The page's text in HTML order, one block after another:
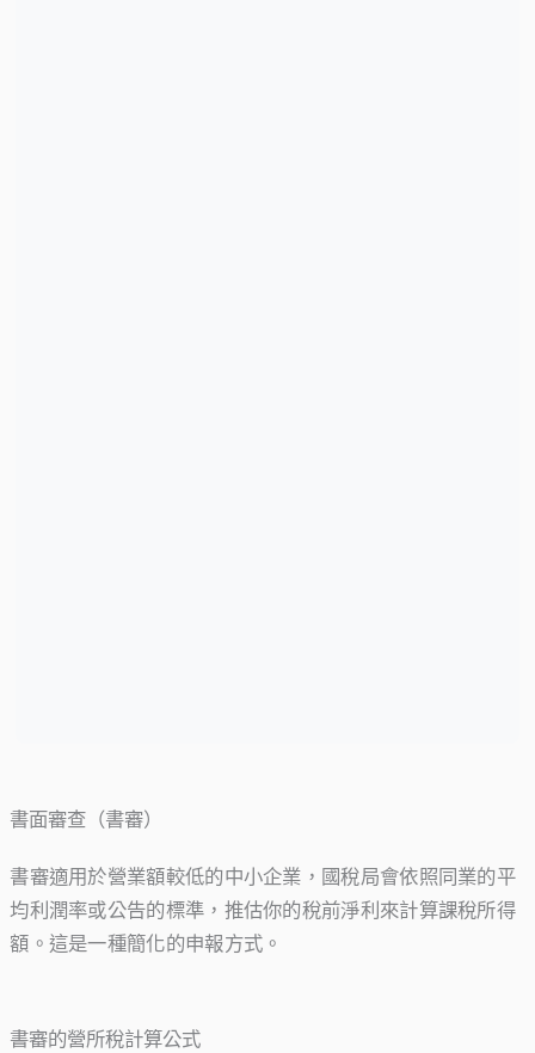
書面審查（書審）
書審適用於營業額較低的中小企業，國稅局會依照同業的平
均利潤率或公告的標準，推估你的稅前淨利來計算課稅所得
額。這是一種簡化的申報方式。
書審的營所稅計算公式